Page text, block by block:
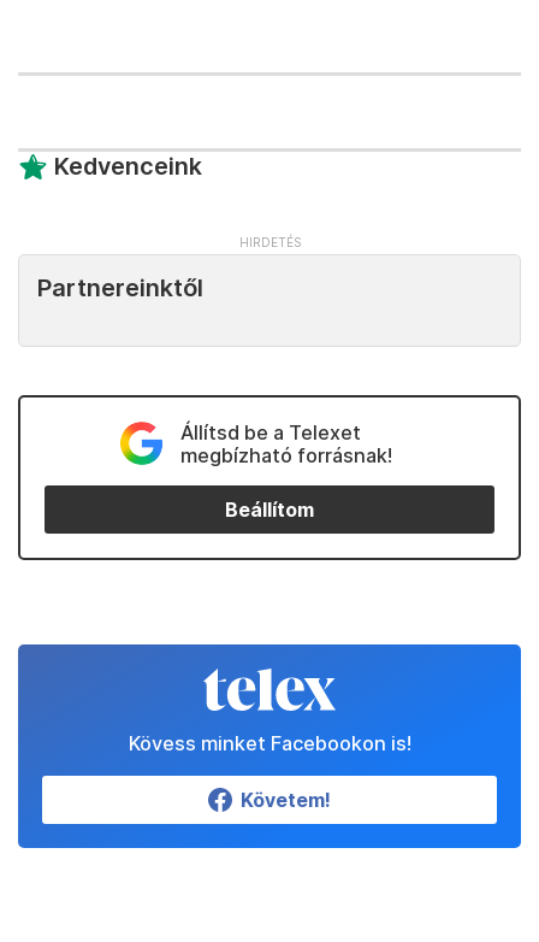
Kedvenceink
Partnereinktől
Állítsd be a Telexet
megbízható forrásnak!
Beállítom
Kövess minket Facebookon is!
Követem!